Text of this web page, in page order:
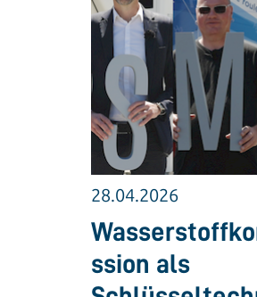
28.04.2026
ssion als